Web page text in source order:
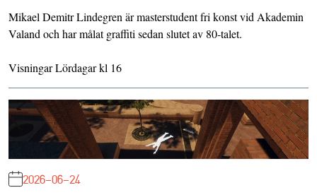
Mikael Demitr Lindegren är masterstudent fri konst vid Akademin
Valand och har målat graffiti sedan slutet av 80-talet.
Visningar Lördagar kl 16
2026-06-24